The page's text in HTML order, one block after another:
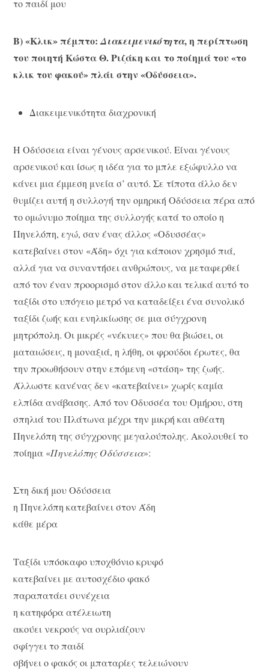
το παιδί μου
Β) «Κλικ» πέμπτο:Διακειμενικότητα, η περίπτωση
του ποιητή Κώστα Θ. Ριζάκη και το ποίημά του «το
κλικ του φακού» πλάι στην «Οδύσσεια».
Διακειμενικότητα διαχρονική
Η Οδύσσεια είναι γένους αρσενικού. Είναι γένους
αρσενικού και ίσως η ιδέα για το μπλε εξώφυλλο να
κάνει μια έμμεση μνεία σ’ αυτό. Σε τίποτα άλλο δεν
θυμίζει αυτή η συλλογή την ομηρική Οδύσσεια πέρα από
το ομώνυμο ποίημα της συλλογής κατά το οποίο η
Πηνελόπη, εγώ, σαν ένας άλλος «Οδυσσέας»
κατεβαίνει στον «Άδη» όχι για κάποιον χρησμό πιά,
αλλά για να συναντήσει ανθρώπους, να μεταφερθεί
από τον έναν προορισμό στον άλλο και τελικά αυτό το
ταξίδι στο υπόγειο μετρό να καταδείξει ένα συνολικό
ταξίδι ζωής και ενηλικίωσης σε μια σύγχρονη
μητρόπολη. Οι μικρές «νέκυιες» που θα βιώσει, οι
ματαιώσεις, η μοναξιά, η λήθη, οι φρούδοι έρωτες, θα
την προωθήσουν στην επόμενη «στάση» της ζωής.
Άλλωστε κανένας δεν «κατεβαίνει» χωρίς καμία
ελπίδα ανάβασης. Από τον Οδυσσέα του Ομήρου, στη
σπηλιά του Πλάτωνα μέχρι την μικρή και αθέατη
Πηνελόπη της σύγχρονης μεγαλούπολης. Ακολουθεί το
ποίημα «Πηνελόπης Οδύσσεια»:
Στη δική μου Οδύσσεια
η Πηνελόπη κατεβαίνει στον Άδη
κάθε μέρα
Ταξίδι υπόσκαφο υποχθόνιο κρυφό
κατεβαίνει με αυτοσχέδιο φακό
παραπατάει συνέχεια
η κατηφόρα ατέλειωτη
ακούει νεκρούς να ουρλιάζουν
σφίγγει το παιδί
σβήνει ο φακός οι μπαταρίες τελειώνουν